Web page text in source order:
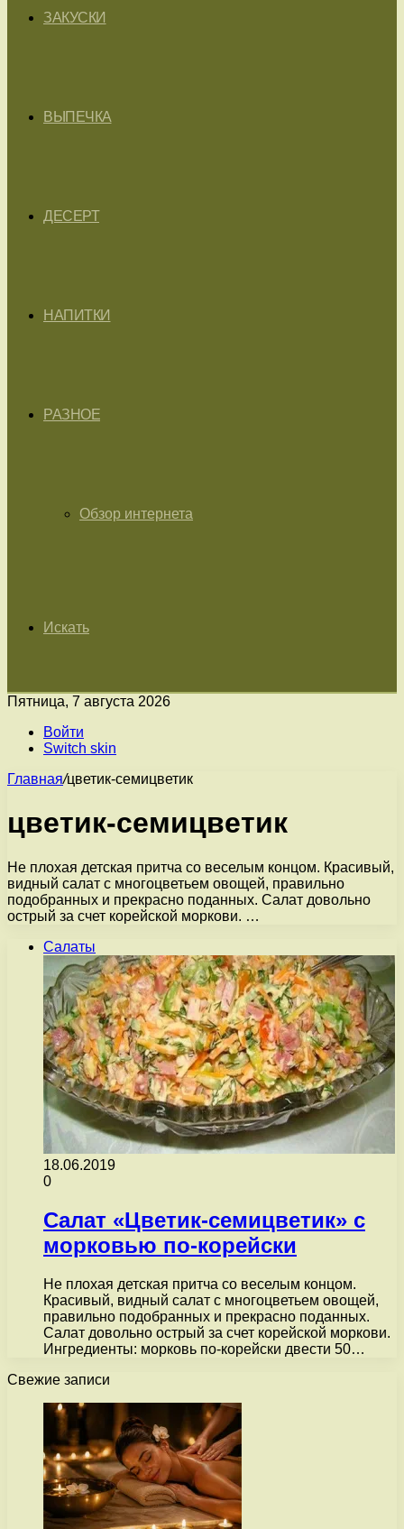
ЗАКУСКИ
ВЫПЕЧКА
ДЕСЕРТ
НАПИТКИ
РАЗНОЕ
Обзор интернета
Искать
Пятница, 7 августа 2026
Войти
Switch skin
Главная/цветик-семицветик
цветик-семицветик
Не плохая детская притча со веселым концом. Красивый,
видный салат с многоцветьем овощей, правильно
подобранных и прекрасно поданных. Салат довольно
острый за счет корейской моркови. …
Салаты
18.06.2019
0
Салат «Цветик-семицветик» с
морковью по-корейски
Не плохая детская притча со веселым концом.
Красивый, видный салат с многоцветьем овощей,
правильно подобранных и прекрасно поданных.
Салат довольно острый за счет корейской моркови.
Ингредиенты: морковь по-корейски двести 50…
Свежие записи